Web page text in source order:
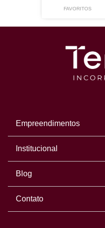
FAVORITOS
Empreendimentos
Institucional
Blog
Contato